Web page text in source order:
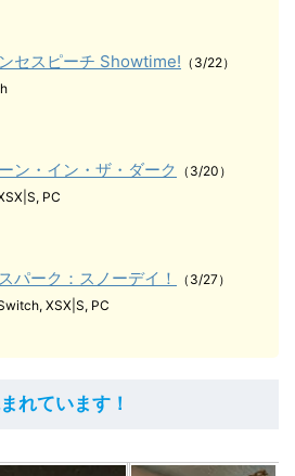
セスピーチ Showtime! （3/22）
ン・イン・ザ・ダーク （3/20）
PC
パーク：スノーデイ！
（3/27）
XSX|S, PC
れています！